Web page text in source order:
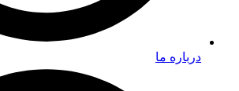
درباره ما